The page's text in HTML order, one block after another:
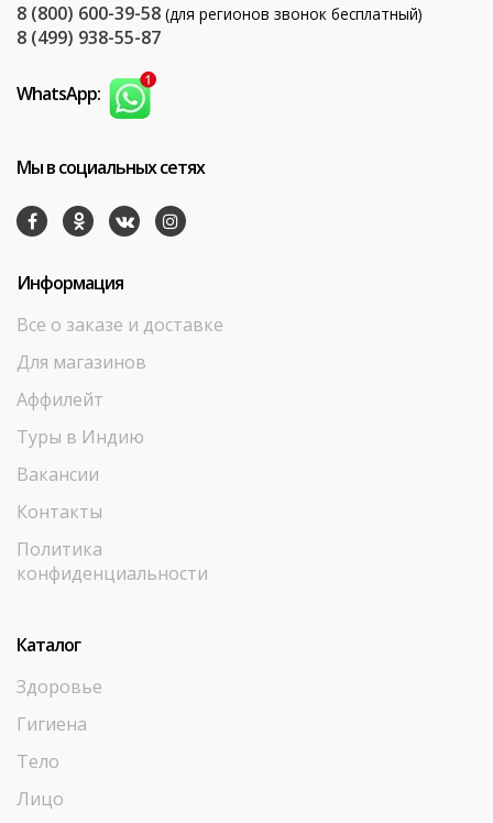
8 (800) 600-39-58 (для регионов звонок бесплатный)
8 (499) 938-55-87
WhatsApp:
Мы в социальных сетях
Информация
Все о заказе и доставке
Для магазинов
Аффилейт
Туры в Индию
Вакансии
Контакты
Политика
конфиденциальности
Каталог
Здоровье
Гигиена
Тело
Лицо